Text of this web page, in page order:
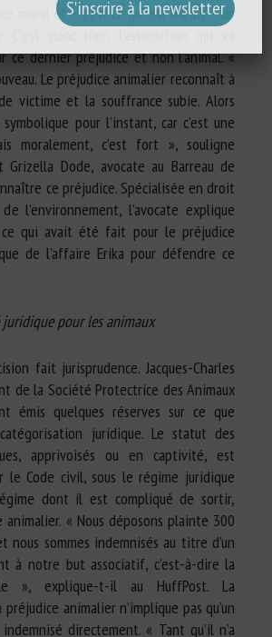
moral et – c’est ce qui est inédit – du
ce dernier préjudice et non l’animal. «
Le préjudice animalier reconnaît à
victime et la souffrance subie. Alors
pour l’instant, car c’est une
moralement, c’est fort », souligne
Grizella Dode, avocate au Barreau de
ce préjudice. Spécialisée en droit
l’environnement, l’avocate explique
ce qui avait été fait pour le préjudice
de l’affaire Erika pour défendre ce
pour les animaux
fait jurisprudence. Jacques-Charles
de la Société Protectrice des Animaux
émis quelques réserves sur ce que
juridique. Le statut des
apprivoisés ou en captivité, est
le Code civil, sous le régime juridique
dont il est compliqué de sortir,
animalier. « Nous déposons plainte 300
sommes indemnisés au titre d’un
à notre but associatif, c’est-à-dire la
», explique-t-il au HuffPost. La
préjudice animalier n’implique pas qu’un
directement. « Tant qu’il n’a